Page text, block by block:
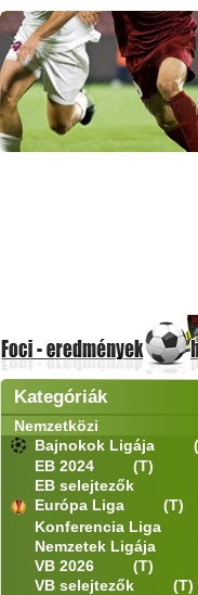
Kategóriák
Nemzetközi
Bajnokok Ligája
EB 2024
(T)
EB selejtezők
Európa Liga
(T)
Konferencia Liga
Nemzetek Ligája
VB 2026
(T)
VB selejtezők
(T)